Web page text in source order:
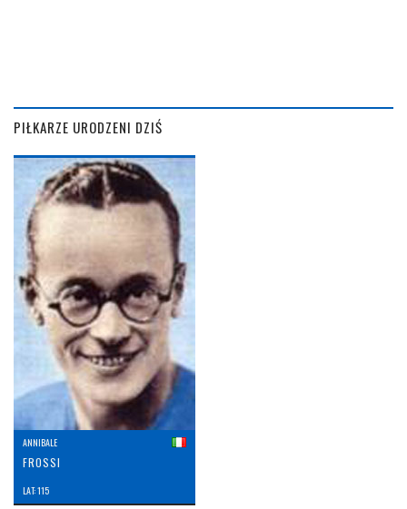
PIŁKARZE URODZENI DZIŚ
ANNIBALE
FROSSI
LAT: 115